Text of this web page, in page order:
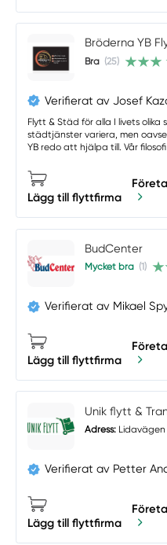
Bröderna YB
Bra (25)
Verifierat av Josef
Flytt & Städ för alla I livets
städtjänster variera, men
YB redo att hjälpa till. Vår
Lägg till flyttfirma
BudCenter
Mycket bra (1)
Verifierat av Mikael
Lägg till flyttfirma
Unik flytt &
Adress: Lidavägen
Verifierat av Petter
Lägg till flyttfirma